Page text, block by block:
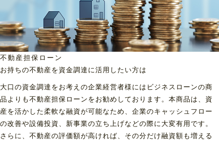
不動産担保ローン
お持ちの不動産を資金調達に活用したい方は
大口の資金調達をお考えの企業経営者様にはビジネスローンの商
品よりも不動産担保ローンをお勧めしております。本商品は、資
産を活かした柔軟な融資が可能なため、企業のキャッシュフロー
の改善や設備投資、新事業の立ち上げなどの際に大変有用です。
さらに、不動産の評価額が高ければ、その分だけ融資額も増える